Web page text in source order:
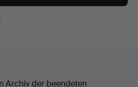
Archiv der beendeten